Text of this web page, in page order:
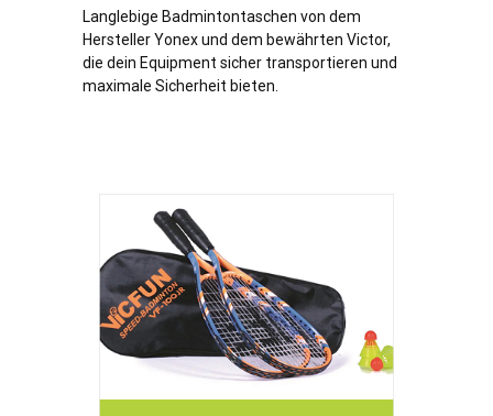
Langlebige Badmintontaschen von dem
Hersteller Yonex und dem bewährten Victor,
die dein Equipment sicher transportieren und
maximale Sicherheit bieten.